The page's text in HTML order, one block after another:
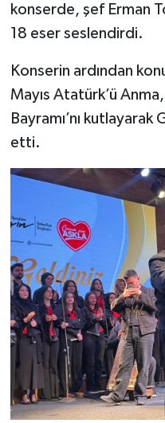
konserde, şef Erman
18 eser seslendirdi.
Konserin ardından
Mayıs Atatürk’ü
Bayramı’nı
etti.